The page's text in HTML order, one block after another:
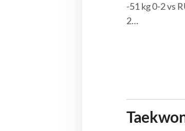
-51 kg 0-2 vs
2…